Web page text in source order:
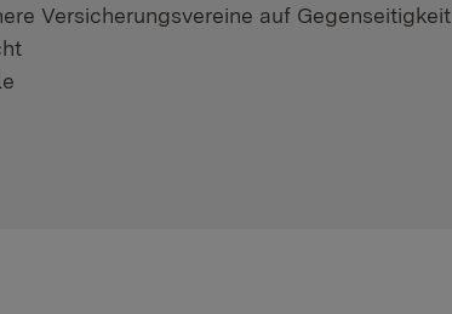
Versicherungsvereine auf Gegenseitigkeit